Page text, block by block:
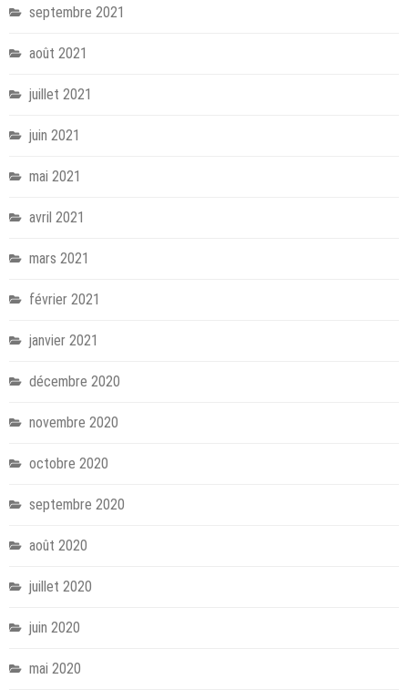
septembre 2021
août 2021
juillet 2021
juin 2021
mai 2021
avril 2021
mars 2021
février 2021
janvier 2021
décembre 2020
novembre 2020
octobre 2020
septembre 2020
août 2020
juillet 2020
juin 2020
mai 2020